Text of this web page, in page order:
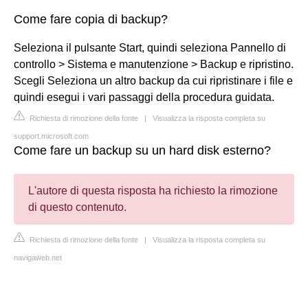
Come fare copia di backup?
Seleziona il pulsante Start, quindi seleziona Pannello di
controllo > Sistema e manutenzione > Backup e ripristino.
Scegli Seleziona un altro backup da cui ripristinare i file e
quindi esegui i vari passaggi della procedura guidata.
Richiesta di rimozione della fonte | Visualizza la risposta completa su
support.microsoft.com
Come fare un backup su un hard disk esterno?
L'autore di questa risposta ha richiesto la rimozione
di questo contenuto.
Richiesta di rimozione della fonte | Visualizza la risposta completa su
navigaweb.net